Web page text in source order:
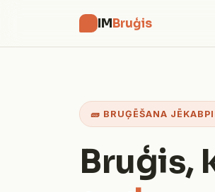
IMBruģis
🧱 BRUĢĒŠANA
Bruģis,